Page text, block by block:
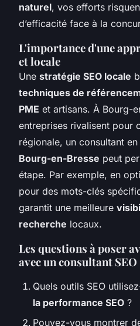
naturel, vos efforts
d’efficacité face à la
L'importance d'une
et locale
Une stratégie SEO locale
techniques de
PME et artisans. À Bourg-
entreprises rivalisent pour
régionale, un consultant en
Bourg-en-Bresse peut
étape. Par exemple, en
pour des mots-clés
garantit une meilleure
recherche locaux.
Les questions à poser
avec un consultant SEO
Quels outils SEO
la performance SEO ?
Pouvez-vous montrer